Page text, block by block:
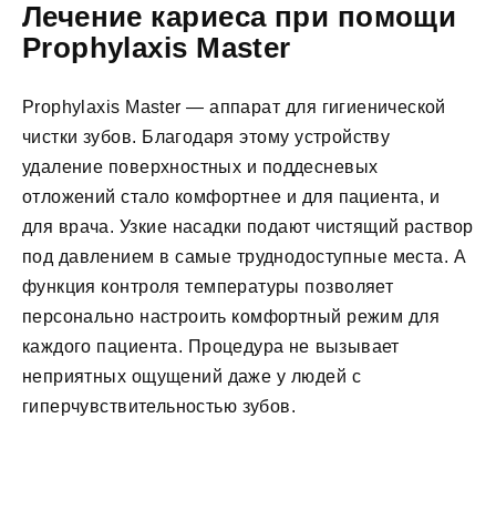
Лечение кариеса при помощи
Prophylaxis Master
Prophylaxis Master — аппарат для гигиенической
чистки зубов. Благодаря этому устройству
удаление поверхностных и поддесневых
отложений стало комфортнее и для пациента, и
для врача. Узкие насадки подают чистящий раствор
под давлением в самые труднодоступные места. А
функция контроля температуры позволяет
персонально настроить комфортный режим для
каждого пациента. Процедура не вызывает
неприятных ощущений даже у людей с
гиперчувствительностью зубов.